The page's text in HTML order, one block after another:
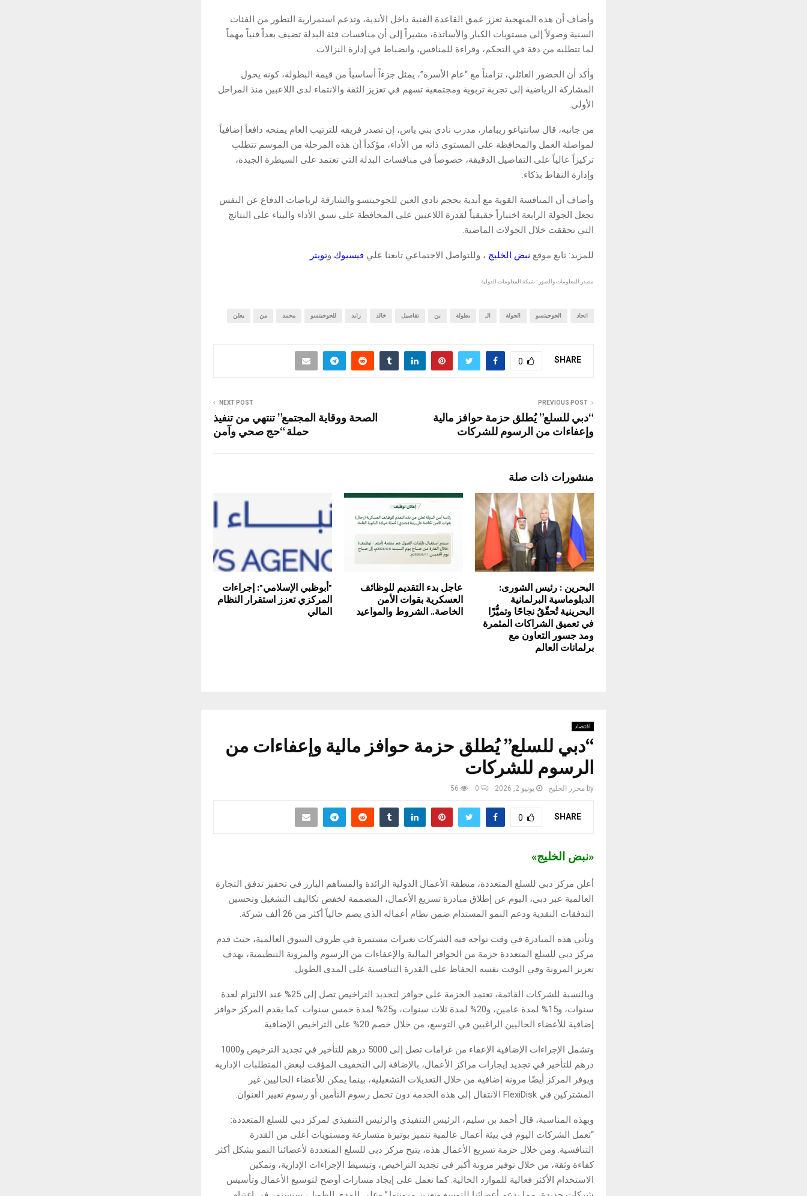
وأضاف أن هذه المنهجية تعزز عمق القاعدة الفنية داخل الأندية، وتدعم استمرارية التطور من الفئات
السنية وصولاً إلى مستويات الكبار والأساتذة، مشيراً إلى أن منافسات فئة البدلة تضيف بعداً فنياً مهماً
لما تتطلبه من دقة في التحكم، وقراءة للمنافس، وانضباط في إدارة النزالات.
وأكد أن الحضور العائلي، تزامناً مع “عام الأسرة”، يمثل جزءاً أساسياً من قيمة البطولة، كونه يحول
المشاركة الرياضية إلى تجربة تربوية ومجتمعية تسهم في تعزيز الثقة والانتماء لدى اللاعبين منذ المراحل
الأولى.
من جانبه، قال سانتياغو ريبامار، مدرب نادي بني ياس، إن تصدر فريقه للترتيب العام يمنحه دافعاً إضافياً
لمواصلة العمل والمحافظة على المستوى ذاته من الأداء، مؤكداً أن هذه المرحلة من الموسم تتطلب
تركيزاً عالياً على التفاصيل الدقيقة، خصوصاً في منافسات البدلة التي تعتمد على السيطرة الجيدة،
وإدارة النقاط بذكاء.
وأضاف أن المنافسة القوية مع أندية بحجم نادي العين للجوجيتسو والشارقة لرياضات الدفاع عن النفس
تجعل الجولة الرابعة اختباراً حقيقياً لقدرة اللاعبين على المحافظة على نسق الأداء والبناء على النتائج
التي تحققت خلال الجولات الماضية.
للمزيد: تابع موقع نبض الخليج ، وللتواصل الاجتماعي تابعنا علي فيسبوك وتويتر
مصدر المعلومات والصور : شبكة المعلومات الدولية
اتحاد الجوجيتسو الجولة الـ بطولة بن تفاصيل خالد زايد للجوجيتسو محمد من يعلن
SHARE
0
PREVIOUS POST
“دبي للسلع” يُطلق حزمة حوافز مالية
وإعفاءات من الرسوم للشركات
NEXT POST
الصحة ووقاية المجتمع” تنتهي من تنفيذ
حملة “حج صحي وآمن
منشورات ذات صلة
البحرين : رئيس الشورى:
الدبلوماسية البرلمانية
البحرينية تُحقّقُ نجاحًا وتميُّزًا
في تعميق الشراكات المثمرة
ومد جسور التعاون مع
برلمانات العالم
عاجل بدء التقديم للوظائف
العسكرية بقوات الأمن
الخاصة.. الشروط والمواعيد
"أبوظبي الإسلامي": إجراءات
المركزي تعزز استقرار النظام
المالي
اقتصاد
“دبي للسلع” يُطلق حزمة حوافز مالية وإعفاءات من
الرسوم للشركات
by محرر الخليج يونيو 2, 2026 0
56
SHARE
0
«نبض الخليج»
أعلن مركز دبي للسلع المتعددة، منطقة الأعمال الدولية الرائدة والمساهم البارز في تحفيز تدفق التجارة
العالمية عبر دبي، اليوم عن إطلاق مبادرة تسريع الأعمال، المصممة لخفض تكاليف التشغيل وتحسين
التدفقات النقدية ودعم النمو المستدام ضمن نظام أعماله الذي يضم حالياً أكثر من 26 ألف شركة.
وتأتي هذه المبادرة في وقت تواجه فيه الشركات تغيرات مستمرة في ظروف السوق العالمية، حيث قدم
مركز دبي للسلع المتعددة حزمة من الحوافز المالية والإعفاءات من الرسوم والمرونة التنظيمية، بهدف
تعزيز المرونة وفي الوقت نفسه الحفاظ على القدرة التنافسية على المدى الطويل.
وبالنسبة للشركات القائمة، تعتمد الحزمة على حوافز لتجديد التراخيص تصل إلى 25% عند الالتزام لعدة
سنوات، و15% لمدة عامين، و20% لمدة ثلاث سنوات، و25% لمدة خمس سنوات. كما يقدم المركز حوافز
إضافية للأعضاء الحاليين الراغبين في التوسع، من خلال خصم 20% على التراخيص الإضافية.
وتشمل الإجراءات الإضافية الإعفاء من غرامات تصل إلى 5000 درهم للتأخير في تجديد الترخيص و1000
درهم للتأخير في تجديد إيجارات مراكز الأعمال، بالإضافة إلى التخفيف المؤقت لبعض المتطلبات الإدارية.
ويوفر المركز أيضًا مرونة إضافية من خلال التعديلات التشغيلية، بينما يمكن للأعضاء الحاليين غير
المشتركين في FlexiDisk الانتقال إلى هذه الخدمة دون تحمل رسوم التأمين أو رسوم تغيير العنوان.
وبهذه المناسبة، قال أحمد بن سليم، الرئيس التنفيذي والرئيس التنفيذي لمركز دبي للسلع المتعددة:
“تعمل الشركات اليوم في بيئة أعمال عالمية تتميز بوتيرة متسارعة ومستويات أعلى من القدرة
التنافسية. ومن خلال حزمة تسريع الأعمال هذه، يتيح مركز دبي للسلع المتعددة لأعضائنا النمو بشكل أكثر
كفاءة وثقة، من خلال توفير مرونة أكبر في تجديد التراخيص، وتبسيط الإجراءات الإدارية، وتمكين
الاستخدام الأكثر فعالية للموارد الحالية. كما نعمل على إيجاد مسارات أوضح لتوسيع الأعمال وتأسيس